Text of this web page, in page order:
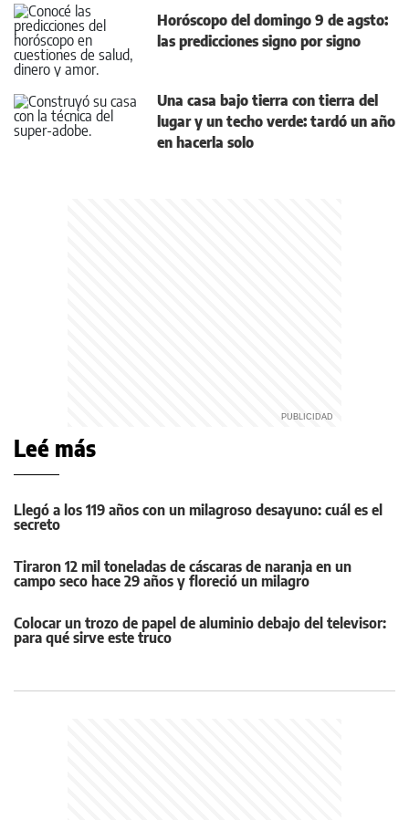
Horóscopo del domingo 9 de agsto:
las predicciones signo por signo
Una casa bajo tierra con tierra del
lugar y un techo verde: tardó un año
en hacerla solo
Leé más
Llegó a los 119 años con un milagroso desayuno: cuál es el
secreto
Tiraron 12 mil toneladas de cáscaras de naranja en un
campo seco hace 29 años y floreció un milagro
Colocar un trozo de papel de aluminio debajo del televisor:
para qué sirve este truco